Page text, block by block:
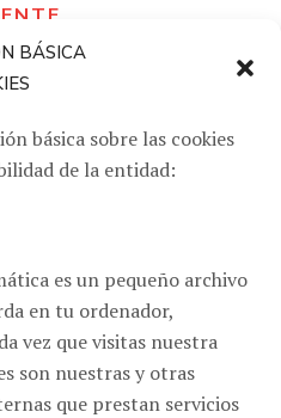
BÁSICA
básica sobre las cookies
de la entidad:
es un pequeño archivo
en tu ordenador,
vez que visitas nuestra
son nuestras y otras
que prestan servicios
/ Influencers